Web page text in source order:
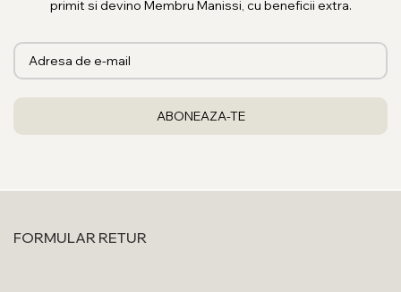
primit si devino Membru Manissi, cu beneficii extra.
FORMULAR RETUR